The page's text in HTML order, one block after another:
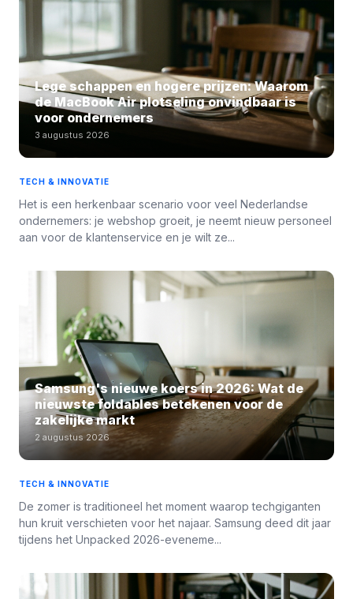
Lege schappen en hogere prijzen: Waarom
de MacBook Air plotseling onvindbaar is
voor ondernemers
3 augustus 2026
TECH & INNOVATIE
Het is een herkenbaar scenario voor veel Nederlandse
ondernemers: je webshop groeit, je neemt nieuw personeel
aan voor de klantenservice en je wilt ze...
Samsung's nieuwe koers in 2026: Wat de
nieuwste foldables betekenen voor de
zakelijke markt
2 augustus 2026
TECH & INNOVATIE
De zomer is traditioneel het moment waarop techgiganten
hun kruit verschieten voor het najaar. Samsung deed dit jaar
tijdens het Unpacked 2026-eveneme...